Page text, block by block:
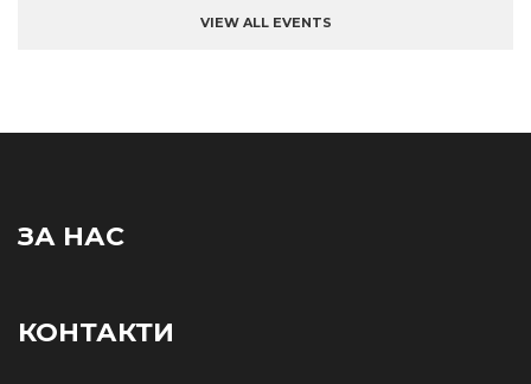
VIEW ALL EVENTS
ЗА НАС
КОНТАКТИ